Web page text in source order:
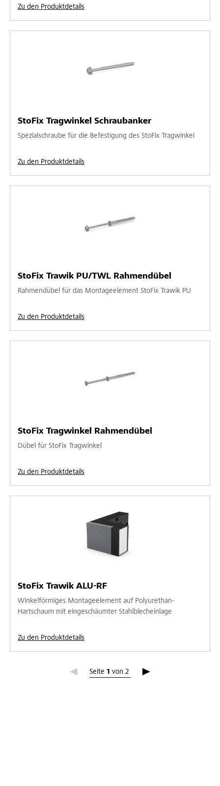
Zu den Produktdetails
StoFix Tragwinkel Schraubanker
Spezialschraube für die Befestigung des StoFix Tragwinkel
Zu den Produktdetails
StoFix Trawik PU/TWL Rahmendübel
Rahmendübel für das Montageelement StoFix Trawik PU
Zu den Produktdetails
StoFix Tragwinkel Rahmendübel
Dübel für StoFix Tragwinkel
Zu den Produktdetails
StoFix Trawik ALU-RF
Winkelförmiges Montageelement auf Polyurethan-
Hartschaum mit eingeschäumter Stahlblecheinlage
Zu den Produktdetails
Seite 1 von 2
Seite 1